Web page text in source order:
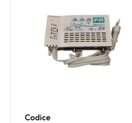
Codice